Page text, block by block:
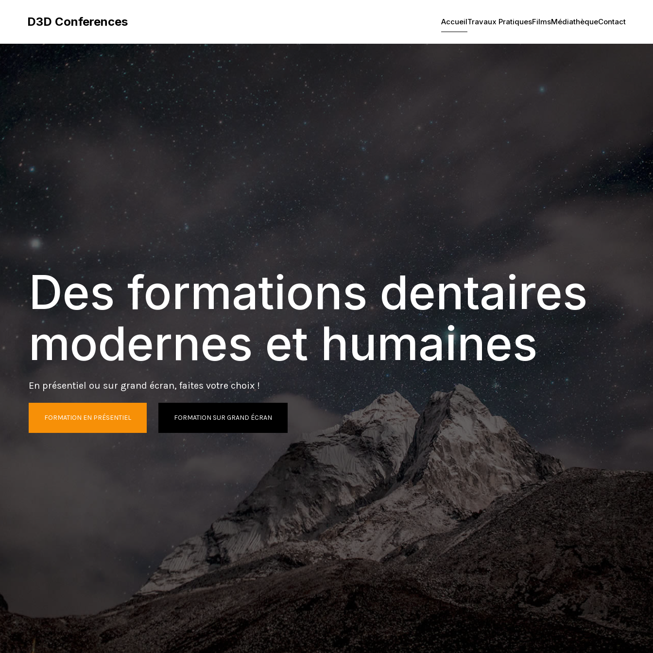
D3D Conferences AccueilTravaux PratiquesFilmsMédiathèqueContact
Des formations dentaires
modernes et humaines
En présentiel ou sur grand écran, faites votre choix !
FORMATION EN PRÉSENTIEL FORMATION SUR GRAND ÉCRAN